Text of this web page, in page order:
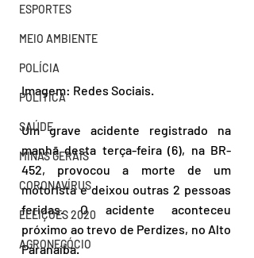
ESPORTES
MEIO AMBIENTE
POLÍCIA
POLÍTICA
SAÚDE
MINAS GERAIS
CORONAVÍRUS
ELEIÇÕES 2020
AGRONEGÓCIO
Imagem: Redes Sociais.
Um grave acidente registrado na
manhã desta terça-feira (6), na BR-
452, provocou a morte de um
motorista e deixou outras 2 pessoas
feridas. O acidente aconteceu
próximo ao trevo de Perdizes, no Alto
Paranaíba.